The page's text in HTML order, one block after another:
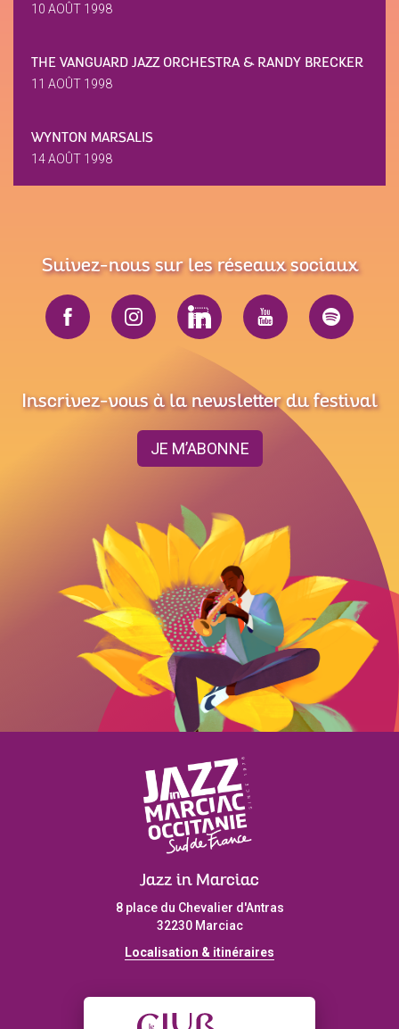
10 AOÛT 1998
THE VANGUARD JAZZ ORCHESTRA & RANDY BRECKER
11 AOÛT 1998
WYNTON MARSALIS
14 AOÛT 1998
Suivez-nous sur les réseaux sociaux
Inscrivez-vous à la newsletter du festival
JE M’ABONNE
Jazz in Marciac
8 place du Chevalier d'Antras
32230 Marciac
Localisation & itinéraires